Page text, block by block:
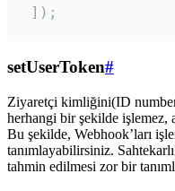
]);
setUserToken#
Ziyaretçi kimliğini(ID
herhangi bir şekilde işlemez,
Bu şekilde, Webhook’ları
tanımlayabilirsiniz.
tahmin edilmesi zor bir